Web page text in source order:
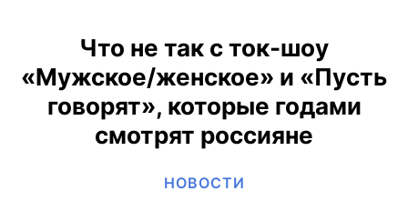
Что не так с ток-шоу
«Мужское/женское» и «Пусть
говорят», которые годами
смотрят россияне
НОВОСТИ